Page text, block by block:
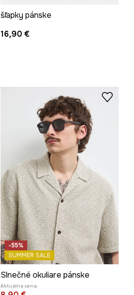
šľapky pánske
16,90 €
-55%
SUMMER SALE
Slnečné okuliare pánske
Aktuálna cena: